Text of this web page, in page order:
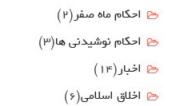
احکام ماه صفر (2)
احکام نوشیدنی ها(3)
اخبار (14)
اخلاق اسلامی(6)